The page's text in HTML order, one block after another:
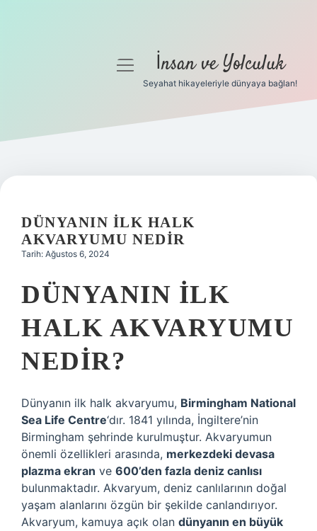
Gizlilik Politikası
Yasal Uyarı
menüyü İnsan ve Yolculuk
Seyahat hikayeleriyle dünyaya bağlan!
DÜNYANIN ILK HALK
AKVARYUMU NEDIR
Tarih: Ağustos 6, 2024
DÜNYANIN İLK
HALK AKVARYUMU
NEDIR?
Dünyanın ilk halk akvaryumu, Birmingham National
Sea Life Centre‘dır. 1841 yılında, İngiltere’nin
Birmingham şehrinde kurulmuştur. Akvaryumun
önemli özellikleri arasında, merkezdeki devasa
plazma ekran ve 600’den fazla deniz canlısı
bulunmaktadır. Akvaryum, deniz canlılarının doğal
yaşam alanlarını özgün bir şekilde canlandırıyor.
Akvaryum, kamuya açık olan dünyanın en büyük